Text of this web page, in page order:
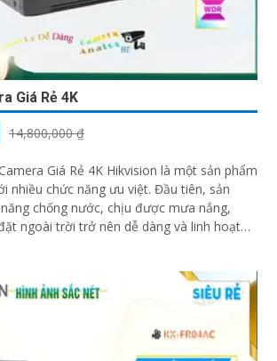
Giá Rẻ 4K
14,800,000 ₫
Giá Rẻ 4K Hikvision là một sản phẩm
chức năng ưu việt. Đầu tiên, sản
chống nước, chịu được mưa nắng,
ngoài trời trở nên dễ dàng và linh hoạt